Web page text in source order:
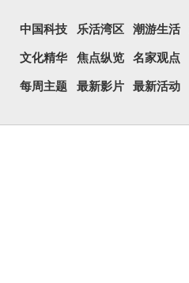
中国科技 乐活湾区 潮游生活
文化精华 焦点纵览 名家观点
每周主题 最新影片 最新活动